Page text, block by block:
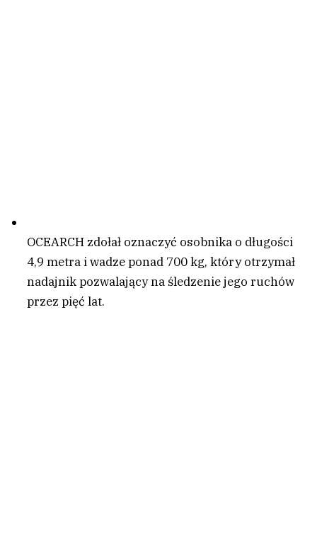
OCEARCH zdołał oznaczyć osobnika o długości
4,9 metra i wadze ponad 700 kg, który otrzymał
nadajnik pozwalający na śledzenie jego ruchów
przez pięć lat.